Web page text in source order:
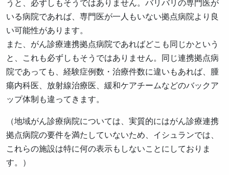
うと、必ずしもそうではありません。バリバリの専門医が
いる病院であれば、専門医が一人もいない拠点病院より良
い可能性があります。
また、がん診療連携拠点病院であればどこも同じかという
と、これも必ずしもそうではありません。同じ連携拠点病
院であっても、経験症例数・治療件数に違いもあれば、腫
瘍内科医、放射線治療医、緩和ケアチームなどのバックア
ップ体制も違ってきます。
（地域がん診療病院については、実質的にはがん診療連携
拠点病院の要件を満たしていないため、イシュランでは、
これらの施設は特に何の表示もしないことにしておりま
す。）